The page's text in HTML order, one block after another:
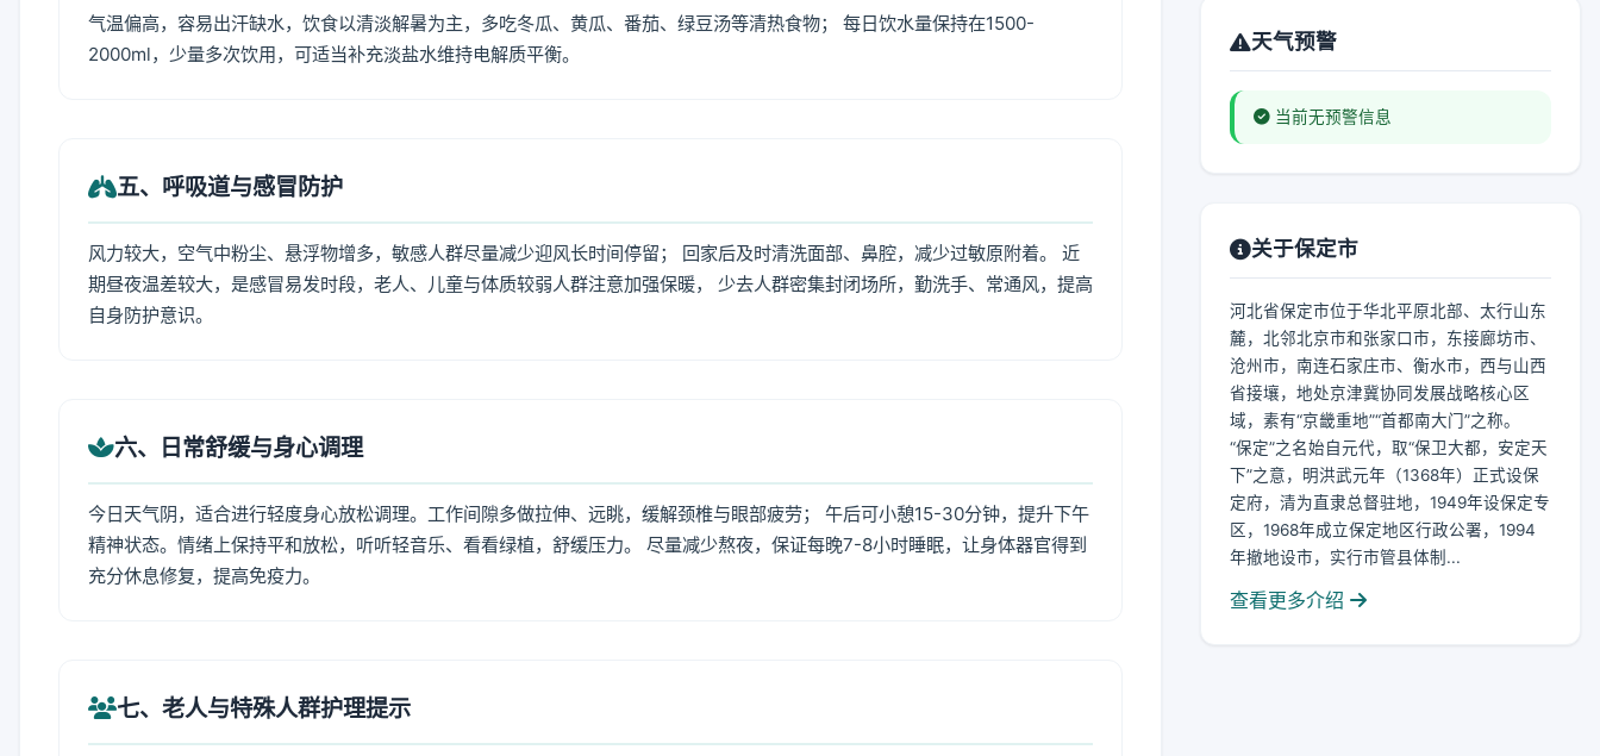
气温偏高，容易出汗缺水，饮食以清淡解暑为主，多吃冬瓜、黄瓜、番茄、绿豆汤等清热食物； 每日饮水量保持在1500-
2000ml，少量多次饮用，可适当补充淡盐水维持电解质平衡。
五、呼吸道与感冒防护
风力较大，空气中粉尘、悬浮物增多，敏感人群尽量减少迎风长时间停留； 回家后及时清洗面部、鼻腔，减少过敏原附着。 近
期昼夜温差较大，是感冒易发时段，老人、儿童与体质较弱人群注意加强保暖， 少去人群密集封闭场所，勤洗手、常通风，提高
自身防护意识。
六、日常舒缓与身心调理
今日天气阴，适合进行轻度身心放松调理。工作间隙多做拉伸、远眺，缓解颈椎与眼部疲劳； 午后可小憩15-30分钟，提升下午
精神状态。情绪上保持平和放松，听听轻音乐、看看绿植，舒缓压力。 尽量减少熬夜，保证每晚7-8小时睡眠，让身体器官得到
充分休息修复，提高免疫力。
七、老人与特殊人群护理提示
天气预警
当前无预警信息
关于保定市
河北省保定市位于华北平原北部、太行山东
麓，北邻北京市和张家口市，东接廊坊市、
沧州市，南连石家庄市、衡水市，西与山西
省接壤，地处京津冀协同发展战略核心区
域，素有“京畿重地”“首都南大门”之称。
“保定”之名始自元代，取“保卫大都，安定天
下”之意，明洪武元年（1368年）正式设保
定府，清为直隶总督驻地，1949年设保定专
区，1968年成立保定地区行政公署，1994
年撤地设市，实行市管县体制...
查看更多介绍